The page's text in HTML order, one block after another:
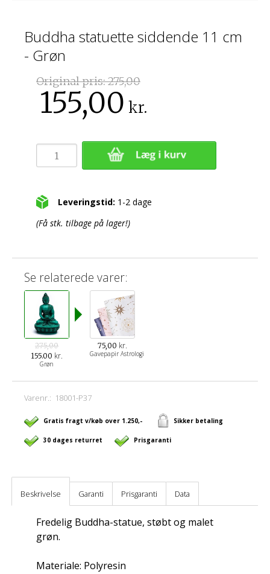
Buddha statuette siddende 11 cm
- Grøn
Original pris:275,00
155,00 kr.
Leveringstid: 1-2 dage
(Få stk. tilbage på lager!)
Se relaterede varer:
275,00
155.00 kr.
Grøn
75,00 kr.
Gavepapir Astrologi
Varenr.: 18001-P37
Gratis fragt v/køb over 1.250,- Sikker betaling
30 dages returret Prisgaranti
Beskrivelse Garanti Prisgaranti Data
Fredelig Buddha-statue, støbt og malet
grøn.
Materiale: Polyresin